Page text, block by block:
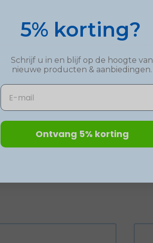
5% korting?
Schrijf u in en blijf op de hoogte van
nieuwe producten & aanbiedingen.
Email
Ontvang 5% korting